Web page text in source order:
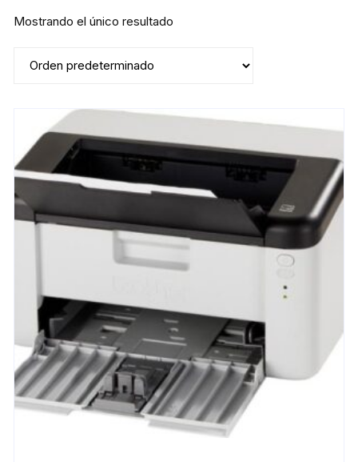
Mostrando el único resultado